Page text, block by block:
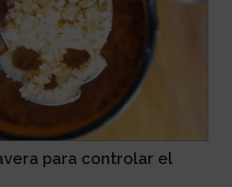
para controlar el